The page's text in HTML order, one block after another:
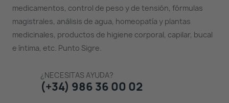
medicamentos, control de peso y de tensión, fórmulas
magistrales, análisis de agua, homeopatía y plantas
medicinales, productos de higiene corporal, capilar, bucal
e íntima, etc. Punto Sigre.
¿NECESITAS AYUDA?
(+34) 986 36 00 02